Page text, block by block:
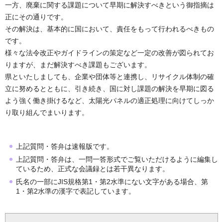
一方、廃棄に関する課題について早期に解決すべきという御指摘は
正にその通りです。
その解決は、基本的に国において、責任をもって行われるべきもの
です。
様々な法令改正やガイドラインの策定など一定の改善が図られてお
りますが、まだ解決すべき課題もございます。
県といたしましても、企業や団体等と連携し、リサイクル体制の確
立に努めるとともに、引き続き、国に対し課題の解決を早期に図る
よう強く働き掛けるなど、太陽光パネルの適正処理に向けてしっか
り取り組んでまいります。
上記質問・答弁は速報版です。
上記質問・答弁は、一問一答形式でご覧いただけるように編集し
ているため、正式な会議録とは若干異なります。
氏名の一部にJIS規格第1・第2水準にない文字がある場合、第
1・第2水準の漢字で表記しています。